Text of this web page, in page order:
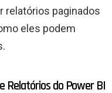
relatórios paginados
eles podem
Relatórios do Power BI